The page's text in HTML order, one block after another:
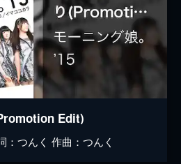
Edit)
：つんく 作曲：つんく